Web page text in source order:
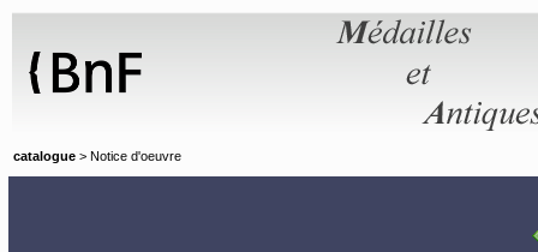
catalogue > Notice d'oeuvre